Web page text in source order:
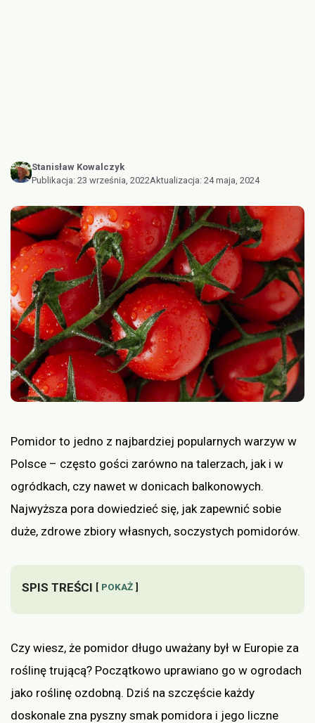
Stanisław Kowalczyk
Publikacja: 23 września, 2022Aktualizacja: 24 maja, 2024
Pomidor to jedno z najbardziej popularnych warzyw w
Polsce – często gości zarówno na talerzach, jak i w
ogródkach, czy nawet w donicach balkonowych.
Najwyższa pora dowiedzieć się, jak zapewnić sobie
duże, zdrowe zbiory własnych, soczystych pomidorów.
SPIS TREŚCI POKAŻ
Czy wiesz, że pomidor długo uważany był w Europie za
roślinę trującą? Początkowo uprawiano go w ogrodach
jako roślinę ozdobną. Dziś na szczęście każdy
doskonale zna pyszny smak pomidora i jego liczne